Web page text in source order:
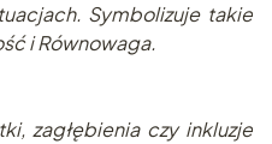
Symbolizuje takie
i Równowaga.
zagłębienia czy inkluzje